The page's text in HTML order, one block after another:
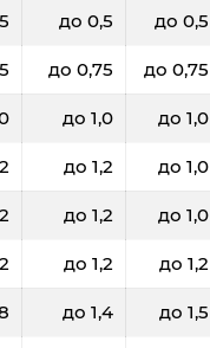
до 0,5 до 0,5
до 0,75 до 0,75
до 1,0 до 1,0
до 1,2 до 1,0
до 1,2 до 1,0
до 1,2 до 1,2
до 1,4 до 1,5